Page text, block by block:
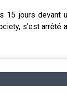
15 jours devant
s'est arrêté